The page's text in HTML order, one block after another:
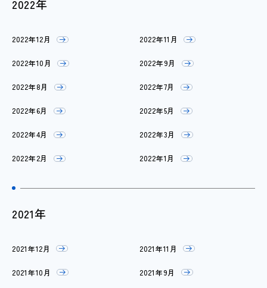
2022年
2022年12月 2022年11月
2022年10月 2022年9月
2022年8月 2022年7月
2022年6月 2022年5月
2022年4月 2022年3月
2022年2月 2022年1月
2021年
2021年12月 2021年11月
2021年10月 2021年9月